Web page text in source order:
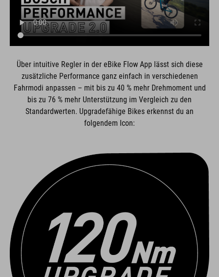
Über intuitive Regler in der eBike Flow App lässt sich diese
zusätzliche Performance ganz einfach in verschiedenen
Fahrmodi anpassen – mit bis zu 40 % mehr Drehmoment und
bis zu 76 % mehr Unterstützung im Vergleich zu den
Standardwerten. Upgradefähige Bikes erkennst du an
folgendem Icon: